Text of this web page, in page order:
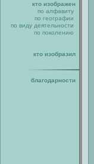
кто изображен
по алфавиту
по географии
по виду деятельности
по поколению
кто изобразил
благодарности